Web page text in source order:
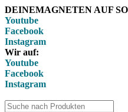
DEINEMAGNETEN AUF
Youtube
Facebook
Instagram
Wir auf:
Youtube
Facebook
Instagram